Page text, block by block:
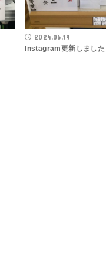
2024.06.19
Instagram更新しまし